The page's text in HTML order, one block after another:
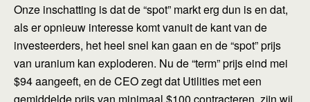
Onze inschatting is dat de “spot” markt erg dun is en dat,
als er opnieuw interesse komt vanuit de kant van de
investeerders, het heel snel kan gaan en de “spot” prijs
van uranium kan exploderen. Nu de “term” prijs eind mei
$94 aangeeft, en de CEO zegt dat Utilities met een